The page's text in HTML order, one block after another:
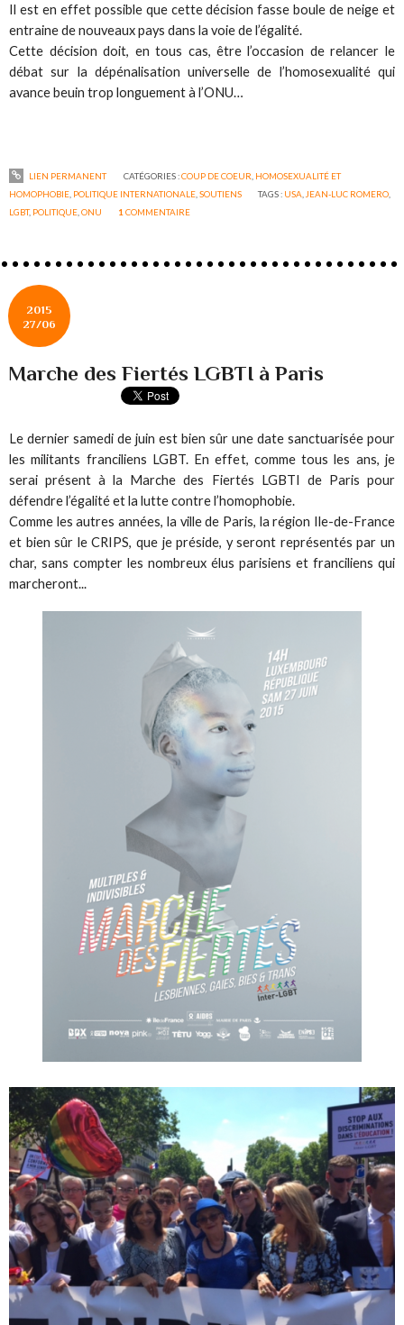
Il est en effet possible que cette décision fasse boule de neige et
entraine de nouveaux pays dans la voie de l’égalité.
Cette décision doit, en tous cas, être l’occasion de relancer le
débat sur la dépénalisation universelle de l’homosexualité qui
avance beuin trop longuement à l’ONU…
LIEN PERMANENT CATÉGORIES :COUP DE COEUR HOMOSEXUALITÉ ET
HOMOPHOBIE POLITIQUE INTERNATIONALE ,SOUTIENS TAGS : USA JEAN-LUC ROMERO
LGBT, POLITIQUE ,ONU 1 COMMENTAIRE
2015
27/06
Marche des Fiertés LGBTI à Paris
Le dernier samedi de juin est bien sûr une date sanctuarisée pour
les militants franciliens LGBT. En effet, comme tous les ans, je
serai présent à la Marche des Fiertés LGBTI de Paris pour
défendre l’égalité et la lutte contre l’homophobie.
Comme les autres années, la ville de Paris, la région Ile-de-France
et bien sûr le CRIPS, que je préside, y seront représentés par un
char, sans compter les nombreux élus parisiens et franciliens qui
marcheront...